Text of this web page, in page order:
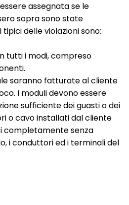
assegnata se le
sopra sono state
delle violazioni sono:
tutti i modi, compreso
saranno fatturate al cliente
I moduli devono essere
sufficiente dei guasti o dei
o cavo installati dal cliente
completamente senza
i conduttori ed i terminali del